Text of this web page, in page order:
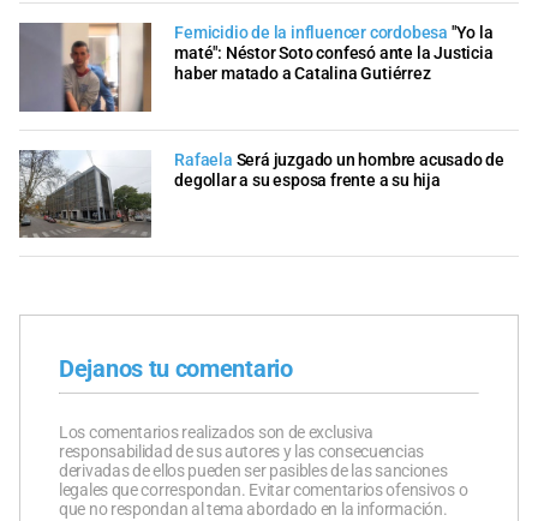
Femicidio de la influencer cordobesa "Yo la
maté": Néstor Soto confesó ante la Justicia
haber matado a Catalina Gutiérrez
Rafaela Será juzgado un hombre acusado de
degollar a su esposa frente a su hija
Dejanos tu comentario
Los comentarios realizados son de exclusiva
responsabilidad de sus autores y las consecuencias
derivadas de ellos pueden ser pasibles de las sanciones
legales que correspondan. Evitar comentarios ofensivos o
que no respondan al tema abordado en la información.